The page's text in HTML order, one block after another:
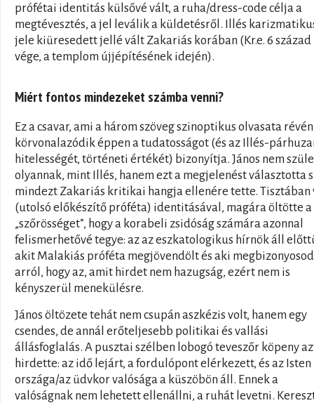
prófétai identitás külsővé vált, a ruha/dress-code célja a
megtévesztés, a jel leválik a küldetésről. Illés
jele kiüresedett jellé vált Zakariás korában (Kr.e. 6 század
vége, a templom újjépítésének idején).
Miért fontos mindezeket számba venni?
Ez a csavar, ami a három szöveg szinoptikus olvasata révén
körvonalazódik éppen a tudatosságot (és az Illés-
hitelességét, történeti értékét) bizonyítja. János nem
olyannak, mint Illés, hanem ezt a megjelenést választotta s
mindezt Zakariás kritikai hangja ellenére tette. Tisztában
(utolsó előkészítő próféta) identitásával, magára öltötte a
„szőrösséget”, hogy a korabeli zsidóság számára azonnal
felismerhetővé tegye: az az eszkatologikus hírnök áll
akit Malakiás próféta megjövendölt és aki
arról, hogy az, amit hirdet nem hazugság, ezért nem is
kényszerül menekülésre.
János öltözete tehát nem csupán aszkézis volt, hanem egy
csendes, de annál erőteljesebb politikai és vallási
állásfoglalás. A pusztai szélben lobogó teveszőr köpeny
hirdette: az idő lejárt, a fordulópont elérkezett, és az Isten
országa/az üdvkor valósága a küszöbön áll. Ennek a
valóságnak nem lehetett ellenállni, a ruhát levetni.